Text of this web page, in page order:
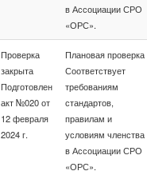
в Ассоциации СРО
«ОРС».
Проверка
закрыта
Подготовлен
акт №020 от
12 февраля
2024 г.
Плановая проверка
Соответствует
требованиям
стандартов,
правилам и
условиям членства
в Ассоциации СРО
«ОРС».